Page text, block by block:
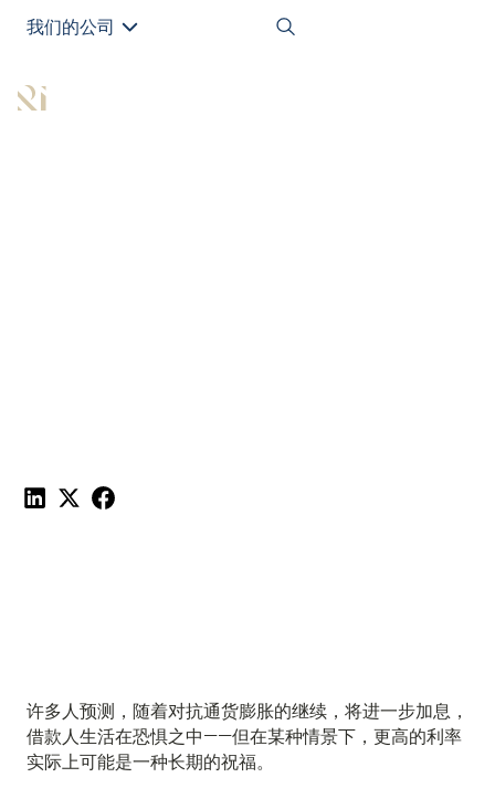
我们的公司
许多人预测，随着对抗通货膨胀的继续，将进一步加息，
借款人生活在恐惧之中——但在某种情景下，更高的利率
实际上可能是一种长期的祝福。